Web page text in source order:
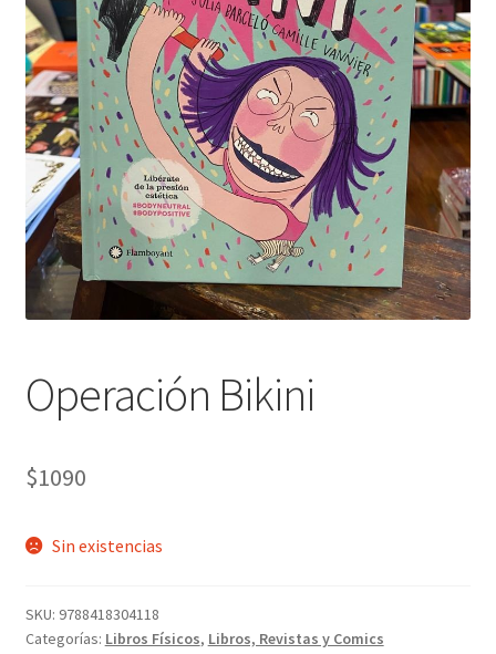
Operación Bikini
$1090
Sin existencias
SKU: 9788418304118
Categorías: Libros Físicos, Libros, Revistas y Comics